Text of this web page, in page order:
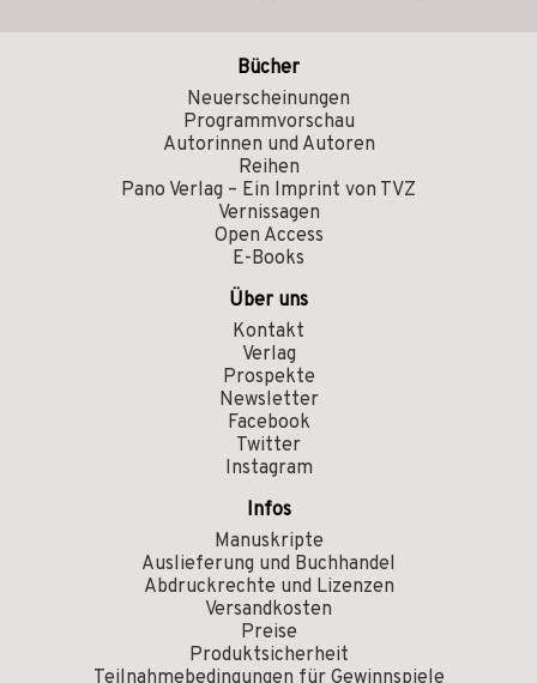
Bücher
Neuerscheinungen
Programmvorschau
Autorinnen und Autoren
Reihen
Pano Verlag – Ein Imprint von TVZ
Vernissagen
Open Access
E-Books
Über uns
Kontakt
Verlag
Prospekte
Newsletter
Facebook
Twitter
Instagram
Infos
Manuskripte
Auslieferung und Buchhandel
Abdruckrechte und Lizenzen
Versandkosten
Preise
Produktsicherheit
Teilnahmebedingungen für Gewinnspiele